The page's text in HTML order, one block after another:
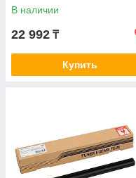
В наличии
22 992 ₸
Купить